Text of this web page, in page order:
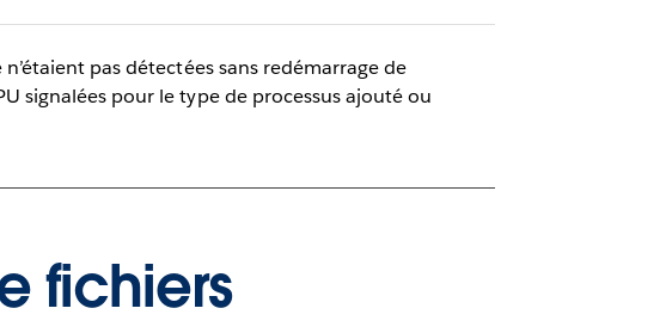
pas détectées sans redémarrage de
signalées pour le type de processus ajouté ou
fichiers